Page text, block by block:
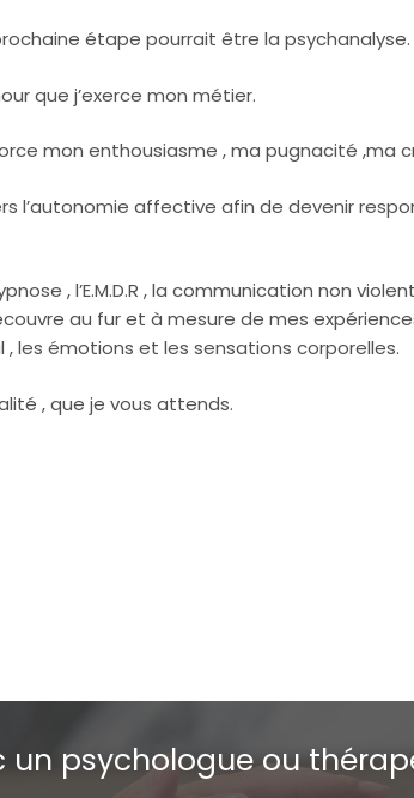
étape pourrait être la psychanalyse.
que j’exerce mon métier.
mon enthousiasme , ma pugnacité ,ma
l’autonomie affective afin de devenir
, l’E.M.D.R , la communication non
au fur et à mesure de mes
les émotions et les sensations corporelles.
, que je vous attends.
un psychologue ou